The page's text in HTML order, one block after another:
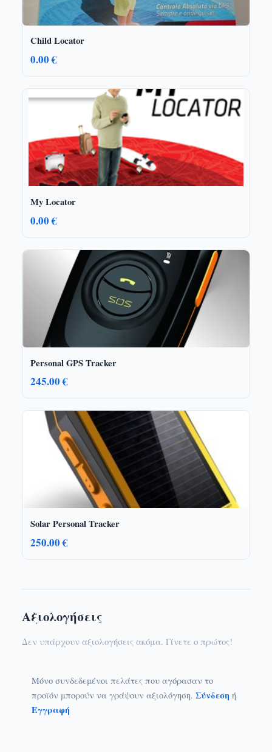
Child Locator
0.00 €
My Locator
0.00 €
Personal GPS Tracker
245.00 €
Solar Personal Tracker
250.00 €
Αξιολογήσεις
Δεν υπάρχουν αξιολογήσεις ακόμα. Γίνετε ο πρώτος!
Μόνο συνδεδεμένοι πελάτες που αγόρασαν το
προϊόν μπορούν να γράψουν αξιολόγηση. Σύνδεση ή
Εγγραφή